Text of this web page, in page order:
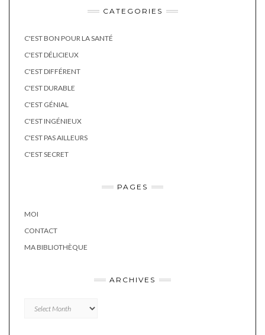
CATEGORIES
C'EST BON POUR LA SANTÉ
C'EST DÉLICIEUX
C'EST DIFFÉRENT
C'EST DURABLE
C'EST GÉNIAL
C'EST INGÉNIEUX
C'EST PAS AILLEURS
C'EST SECRET
PAGES
MOI
CONTACT
MA BIBLIOTHÈQUE
ARCHIVES